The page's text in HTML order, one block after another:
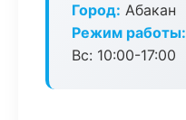
Город: Абакан
Режим работы:
Вс: 10:00-17:00